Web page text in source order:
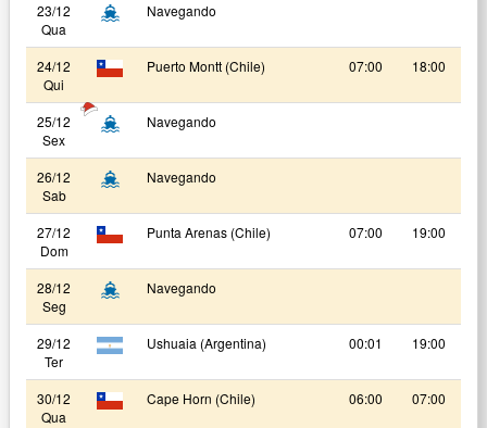
23/12
Qua
Navegando
24/12
Qui
Puerto Montt (Chile) 07:00 18:00
25/12
Sex
Navegando
26/12
Sab
Navegando
27/12
Dom
Punta Arenas (Chile) 07:00 19:00
28/12
Seg
Navegando
29/12
Ter
Ushuaia (Argentina) 00:01 19:00
30/12
Qua
Cape Horn (Chile) 06:00 07:00